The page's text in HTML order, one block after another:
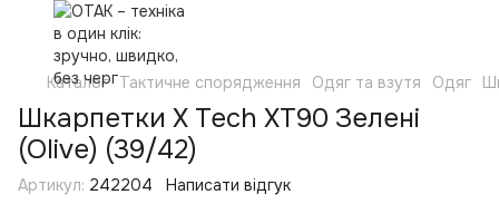
Каталог Тактичне спорядження Одяг та взутя Одяг
Шкарпетки X Tech XT90 Зелені
(Olive) (39/42)
Артикул: 242204 Написати відгук